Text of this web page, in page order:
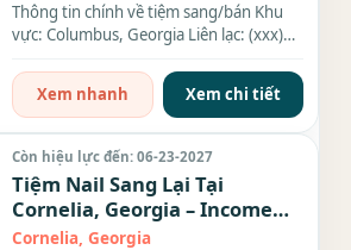
Thông tin chính về tiệm sang/bán Khu
vực: Columbus, Georgia Liên lạc: (xxx)
Xem nhanh
Xem chi tiết
Còn hiệu lực đến: 06-23-2027
Tiệm Nail Sang Lại Tại
Cornelia, Georgia – Income
$18K
Cornelia, Georgia